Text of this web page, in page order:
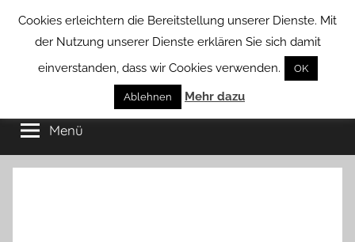
Borstel
von
Groß
Borstel
Menü
Cookies erleichtern die Bereitstellung unserer Dienste. Mit
der Nutzung unserer Dienste erklären Sie sich damit
einverstanden, dass wir Cookies verwenden.
OK
Ablehnen Mehr dazu